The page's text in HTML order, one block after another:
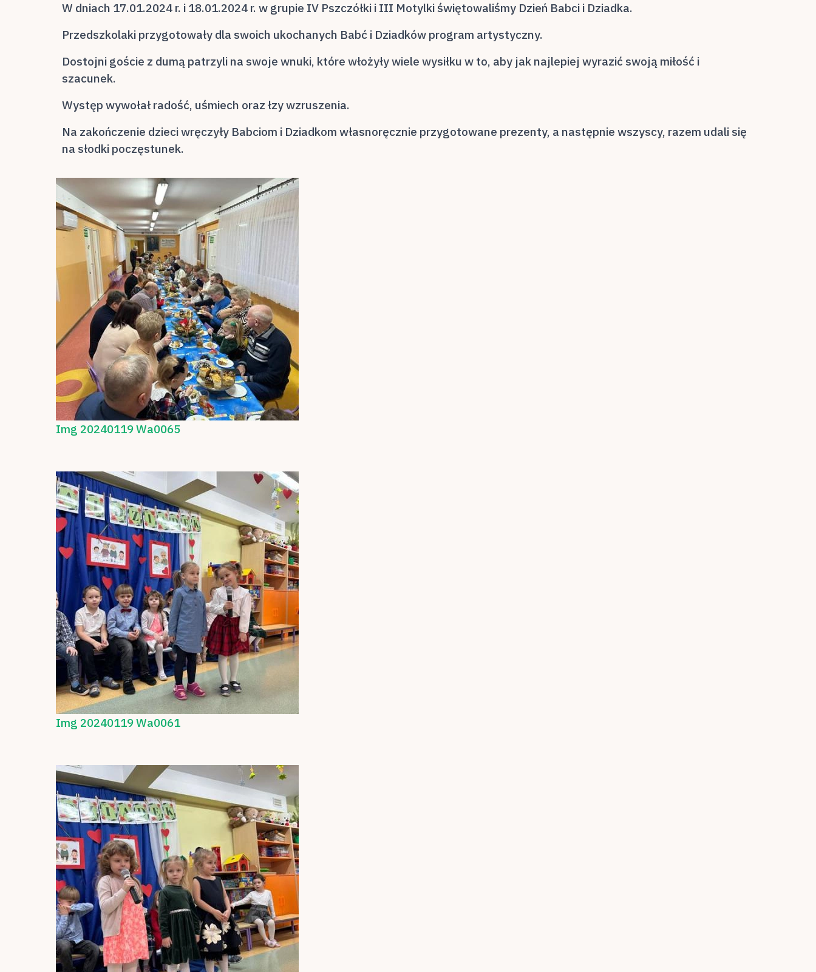
W dniach 17.01.2024 r. i 18.01.2024 r. w grupie IV Pszczółki i III Motylki świętowaliśmy Dzień Babci i Dziadka.
Przedszkolaki przygotowały dla swoich ukochanych Babć i Dziadków program artystyczny.
Dostojni goście z dumą patrzyli na swoje wnuki, które włożyły wiele wysiłku w to, aby jak najlepiej wyrazić swoją miłość i
szacunek.
Występ wywołał radość, uśmiech oraz łzy wzruszenia.
Na zakończenie dzieci wręczyły Babciom i Dziadkom własnoręcznie przygotowane prezenty, a następnie wszyscy, razem udali się
na słodki poczęstunek.
Img 20240119 Wa0065
Img 20240119 Wa0061